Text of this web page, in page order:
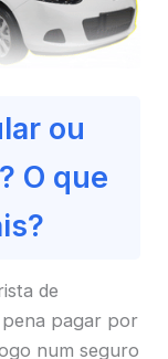
ou
O que
de
pena pagar por
num seguro